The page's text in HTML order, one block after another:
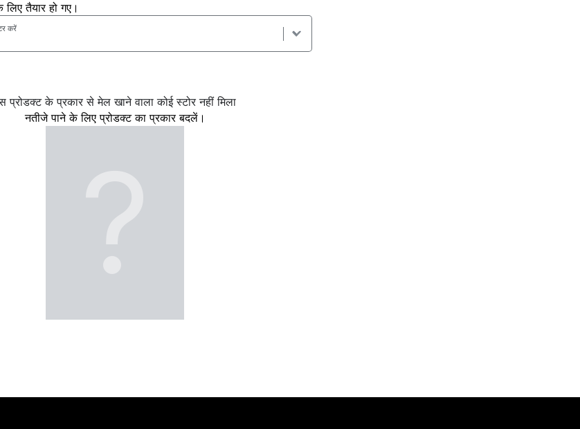
तैयार हो गए।
करें
प्रोडक्ट के प्रकार से मेल खाने वाला कोई स्टोर नहीं मिला
नतीजे पाने के लिए प्रोडक्ट का प्रकार बदलें।